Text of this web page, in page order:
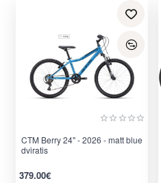
CTM Berry 24" - 2026 - matt blue
dviratis
379.00€